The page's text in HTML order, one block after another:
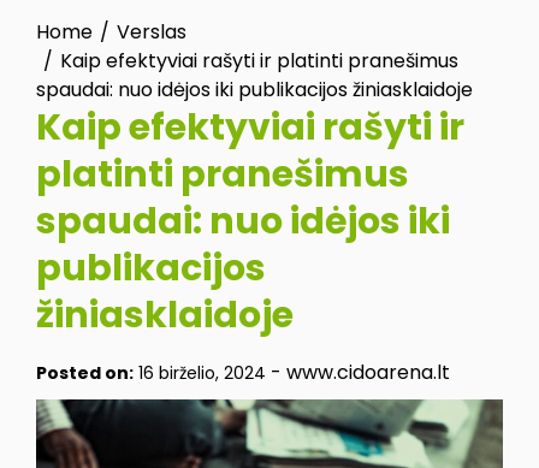
Home
Verslas
Kaip efektyviai rašyti ir platinti pranešimus
spaudai: nuo idėjos iki publikacijos žiniasklaidoje
Kaip efektyviai rašyti ir
platinti pranešimus
spaudai: nuo idėjos iki
publikacijos
žiniasklaidoje
Posted on: 16 birželio, 2024 - www.cidoarena.lt